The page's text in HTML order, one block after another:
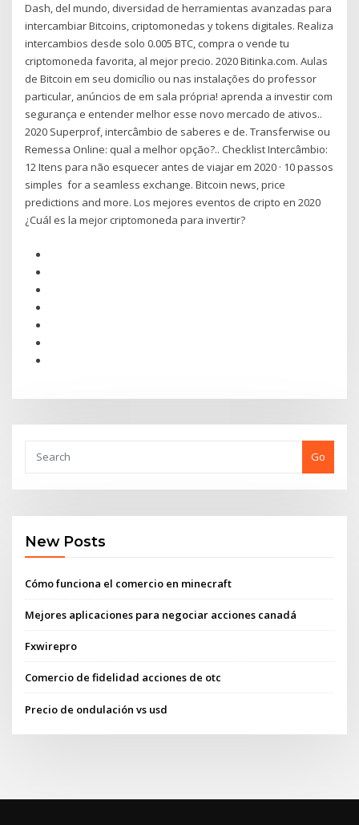
Dash, del mundo, diversidad de herramientas avanzadas para
intercambiar Bitcoins, criptomonedas y tokens digitales. Realiza
intercambios desde solo 0.005 BTC, compra o vende tu
criptomoneda favorita, al mejor precio. 2020 Bitinka.com. Aulas
de Bitcoin em seu domicílio ou nas instalações do professor
particular, anúncios de em sala própria! aprenda a investir com
segurança e entender melhor esse novo mercado de ativos..
2020 Superprof, intercâmbio de saberes e de. Transferwise ou
Remessa Online: qual a melhor opção?.. Checklist Intercâmbio:
12 Itens para não esquecer antes de viajar em 2020 · 10 passos
simples for a seamless exchange. Bitcoin news, price
predictions and more. Los mejores eventos de cripto en 2020
¿Cuál es la mejor criptomoneda para invertir?
Go
New Posts
Cómo funciona el comercio en minecraft
Mejores aplicaciones para negociar acciones canadá
Fxwirepro
Comercio de fidelidad acciones de otc
Precio de ondulación vs usd